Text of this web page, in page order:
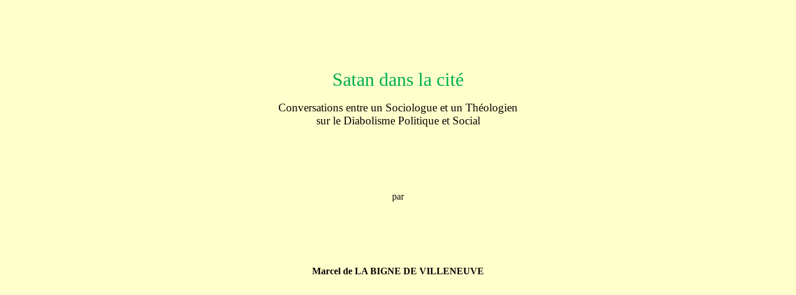
Satan dans la cité
Conversations entre un Sociologue et un Théologien
sur le Diabolisme Politique et Social
par
Marcel de LA BIGNE DE VILLENEUVE